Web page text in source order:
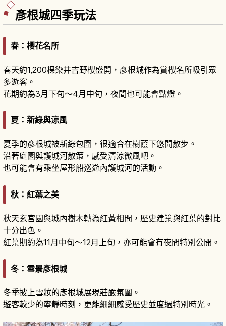
彥根城四季玩法
春：櫻花名所
春天約1,200棵染井吉野櫻盛開，彥根城作為賞櫻名所吸引眾
多遊客。
花期約為3月下旬～4月中旬，夜間也可能會點燈。
夏：新綠與涼風
夏季的彥根城被新綠包圍，很適合在樹蔭下悠閒散步。
沿著庭園與護城河散策，感受清涼微風吧。
也可能會有乘坐屋形船巡遊內護城河的活動。
秋：紅葉之美
秋天玄宮園與城內樹木轉為紅黃相間，歷史建築與紅葉的對比
十分出色。
紅葉期約為11月中旬～12月上旬，亦可能會有夜間特別公開。
冬：雪景彥根城
冬季披上雪妝的彥根城展現莊嚴氛圍。
遊客較少的寧靜時刻，更能細細感受歷史並度過特別時光。